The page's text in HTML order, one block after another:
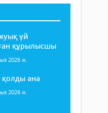
үй
құрылысшы
2026 ж.
ана
2026 ж.